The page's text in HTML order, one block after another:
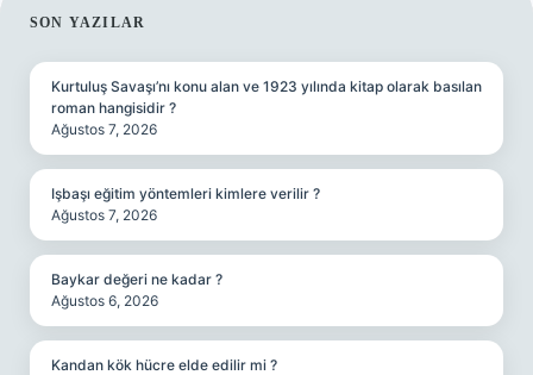
SIDEBAR
SON YAZILAR
Kurtuluş Savaşı’nı konu alan ve 1923 yılında kitap olarak basılan
roman hangisidir ?
Ağustos 7, 2026
Işbaşı eğitim yöntemleri kimlere verilir ?
Ağustos 7, 2026
Baykar değeri ne kadar ?
Ağustos 6, 2026
Kandan kök hücre elde edilir mi ?